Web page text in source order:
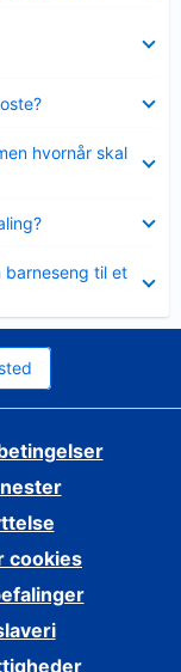
hvornår skal
barneseng til et
cookies